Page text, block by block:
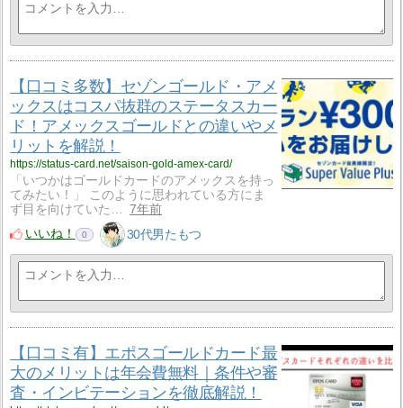
【口コミ多数】セゾンゴールド・アメ
ックスはコスパ抜群のステータスカー
ド！アメックスゴールドとの違いやメ
リットを解説！
https://status-card.net/saison-gold-amex-card/
「いつかはゴールドカードのアメックスを持っ
てみたい！」 このように思われている方にま
ず目を向けていた…
7年前
いいね！
0 30代男たもつ
【口コミ有】エポスゴールドカード最
大のメリットは年会費無料｜条件や審
査・インビテーションを徹底解説！